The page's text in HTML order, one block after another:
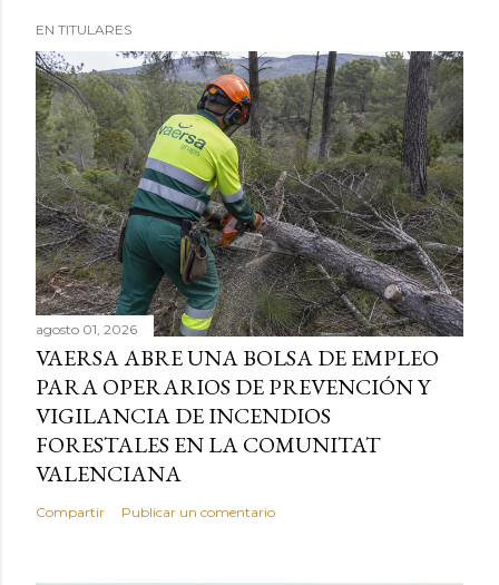
EN TITULARES
agosto 01, 2026
VAERSA ABRE UNA BOLSA DE EMPLEO
PARA OPERARIOS DE PREVENCIÓN Y
VIGILANCIA DE INCENDIOS
FORESTALES EN LA COMUNITAT
VALENCIANA
Compartir Publicar un comentario